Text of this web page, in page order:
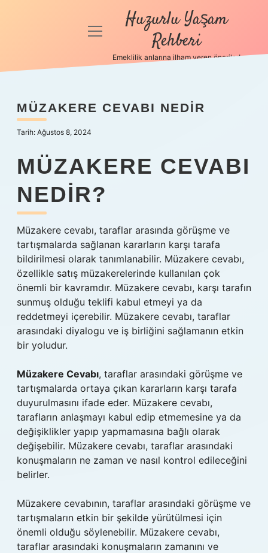
Anasayfa
Politikası
Yasal Uyarı
Hakkımızda
menüyü
Huzurlu Yaşam
Rehberi
Emeklilik anlarına ilham veren öneriler!
MÜZAKERE CEVABI NEDIR
Tarih: Ağustos 8, 2024
MÜZAKERE CEVABI
NEDIR?
Müzakere cevabı, taraflar arasında görüşme ve
tartışmalarda sağlanan kararların karşı tarafa
bildirilmesi olarak tanımlanabilir. Müzakere cevabı,
özellikle satış müzakerelerinde kullanılan çok
önemli bir kavramdır. Müzakere cevabı, karşı tarafın
sunmuş olduğu teklifi kabul etmeyi ya da
reddetmeyi içerebilir. Müzakere cevabı, taraflar
arasındaki diyalogu ve iş birliğini sağlamanın etkin
bir yoludur.
Müzakere Cevabı, taraflar arasındaki görüşme ve
tartışmalarda ortaya çıkan kararların karşı tarafa
duyurulmasını ifade eder. Müzakere cevabı,
tarafların anlaşmayı kabul edip etmemesine ya da
değişiklikler yapıp yapmamasına bağlı olarak
değişebilir. Müzakere cevabı, taraflar arasındaki
konuşmaların ne zaman ve nasıl kontrol edileceğini
belirler.
Müzakere cevabının, taraflar arasındaki görüşme ve
tartışmaların etkin bir şekilde yürütülmesi için
önemli olduğu söylenebilir. Müzakere cevabı,
taraflar arasındaki konuşmaların zamanını ve